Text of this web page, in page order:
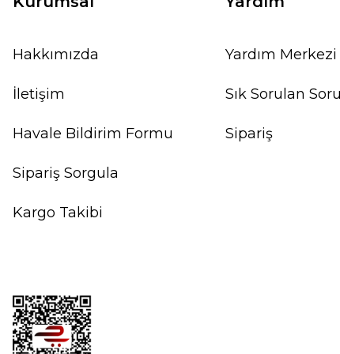
Hakkımızda
İletişim
Havale Bildirim Formu
Sipariş Sorgula
Kargo Takibi
Yardım Merkezi
Sık Sorulan
Sipariş